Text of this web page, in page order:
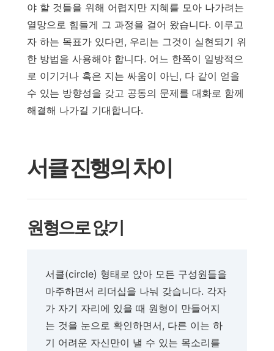
야 할 것들을 위해 어렵지만 지혜를 모아 나가려는
열망으로 힘들게 그 과정을 걸어 왔습니다. 이루고
자 하는 목표가 있다면, 우리는 그것이 실현되기 위
한 방법을 사용해야 합니다. 어느 한쪽이 일방적으
로 이기거나 혹은 지는 싸움이 아닌, 다 같이 얻을
수 있는 방향성을 갖고 공동의 문제를 대화로 함께
해결해 나가길 기대합니다.
서클 진행의 차이
원형으로 앉기
서클(circle) 형태로 앉아 모든 구성원들을
마주하면서 리더십을 나눠 갖습니다. 각자
가 자기 자리에 있을 때 원형이 만들어지
는 것을 눈으로 확인하면서, 다른 이는 하
기 어려운 자신만이 낼 수 있는 목소리를